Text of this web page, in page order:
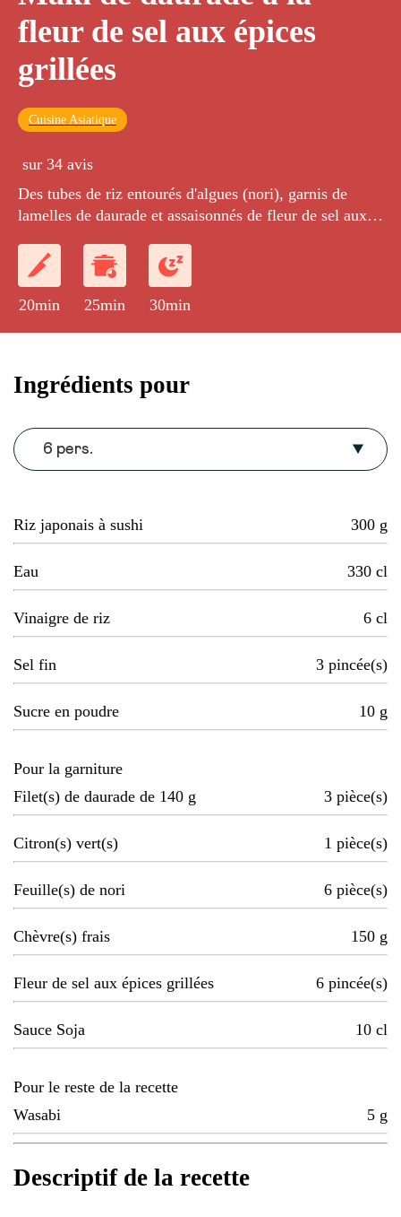
fleur de sel aux épices
grillées
Cuisine Asiatique
sur 34 avis
Des tubes de riz entourés d'algues (nori), garnis de
lamelles de daurade et assaisonnés de fleur de sel aux
20min 25min 30min
Ingrédients pour
6 pers.
Riz japonais à sushi 300 g
Eau 330 cl
Vinaigre de riz 6 cl
Sel fin 3 pincée(s)
Sucre en poudre 10 g
Pour la garniture
Filet(s) de daurade de 140 g
3 pièce(s)
Citron(s) vert(s) 1 pièce(s)
Feuille(s) de nori 6 pièce(s)
Chèvre(s) frais 150 g
Fleur de sel aux épices grillées 6 pincée(s)
Sauce Soja 10 cl
Pour le reste de la recette
Wasabi
5 g
Descriptif de la recette